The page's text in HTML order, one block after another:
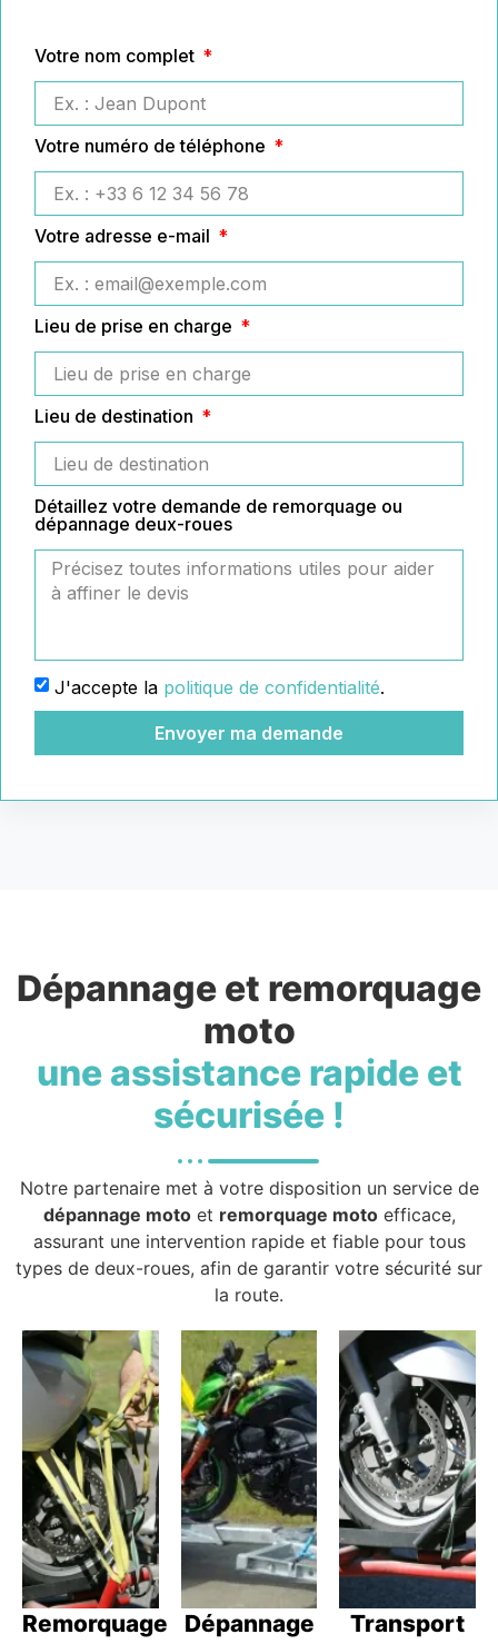
Votre nom complet
Votre numéro de téléphone
Votre adresse e-mail
Lieu de prise en charge
Lieu de destination
Détaillez votre demande de remorquage ou
dépannage deux-roues
J'accepte la politique de confidentialité.
Envoyer ma demande
Dépannage et remorquage
moto
une assistance rapide et
sécurisée !
Notre partenaire met à votre disposition un service de
dépannage motoet remorquage motoefficace,
assurant une intervention rapide et fiable pour tous
types de deux-roues, afin de garantir votre sécurité sur
la route.
Remorquage
Dépannage
Transport